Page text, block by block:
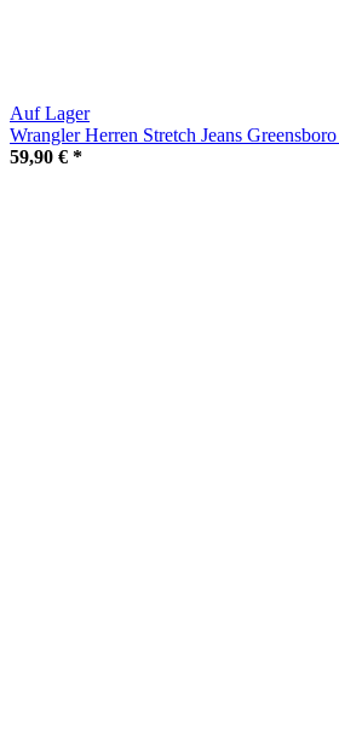
Auf Lager
Wrangler Herren Stretch Jeans
59,90 € *